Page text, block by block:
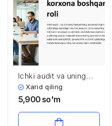
Ichki audit va uning
korxona
boshqaruvidagi roli
Xarid qiling
5,900 so'm